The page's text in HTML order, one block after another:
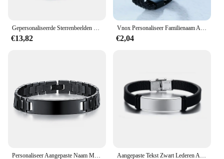
Gepersonaliseerde Sterrenbeelden Zodiac Boogschutter Zwart Roestvrij Staal Carbon Mannen Armband Bio Therapie Aanpassen Tool
€13,82
Vnox Personaliseer Familienaam Armbanden Voor Mannen Zwart Gelaagd Gevlochten Leer, Roestvrijstalen Bedels Op Maat Gemaakte Vaderdag Cadeau Vader
€2,04